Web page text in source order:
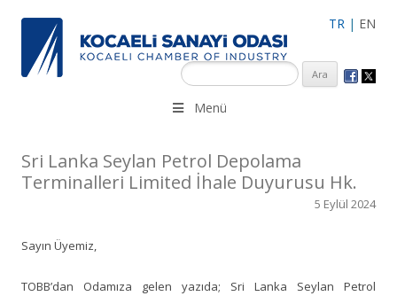
TR | EN
KSO 3500’ü aşkın sanayi kuruluşuna uzman çalışanları ile İzmit
Merkez, Çayırova, Dilovası, Gebze ve İMES OSB’deki ofisleri ile
Menü
Sri Lanka Seylan Petrol Depolama
Terminalleri Limited İhale Duyurusu Hk.
5 Eylül 2024
Sayın Üyemiz,
TOBB’dan Odamıza gelen yazıda; Sri Lanka Seylan Petrol